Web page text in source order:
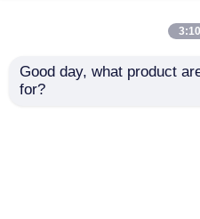
Good day, what product
for?